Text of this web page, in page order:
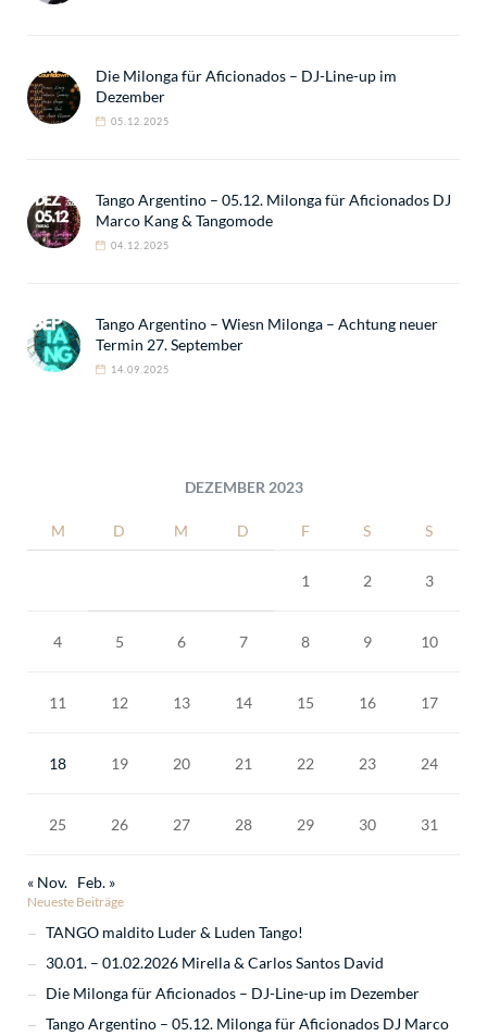
Die Milonga für Aficionados – DJ-Line-up im
Dezember
05.12.2025
Tango Argentino – 05.12. Milonga für Aficionados DJ
Marco Kang & Tangomode
04.12.2025
Tango Argentino – Wiesn Milonga – Achtung neuer
Termin 27. September
14.09.2025
DEZEMBER 2023
M D M D F S S
1 2 3
4 5 6 7 8 9 10
11 12 13 14 15 16 17
18 19 20 21 22 23 24
25 26 27 28 29 30 31
« Nov. Feb. »
Neueste Beiträge
TANGO maldito Luder & Luden Tango!
30.01. – 01.02.2026 Mirella & Carlos Santos David
Die Milonga für Aficionados – DJ-Line-up im Dezember
Tango Argentino – 05.12. Milonga für Aficionados DJ Marco